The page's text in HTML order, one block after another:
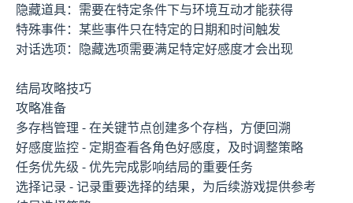
隐藏道具：需要在特定条件下与环境互动才能获得
特殊事件：某些事件只在特定的日期和时间触发
对话选项：隐藏选项需要满足特定好感度才会出现
结局攻略技巧
攻略准备
多存档管理 - 在关键节点创建多个存档，方便回溯
好感度监控 - 定期查看各角色好感度，及时调整策略
任务优先级 - 优先完成影响结局的重要任务
选择记录 - 记录重要选择的结果，为后续游戏提供参考